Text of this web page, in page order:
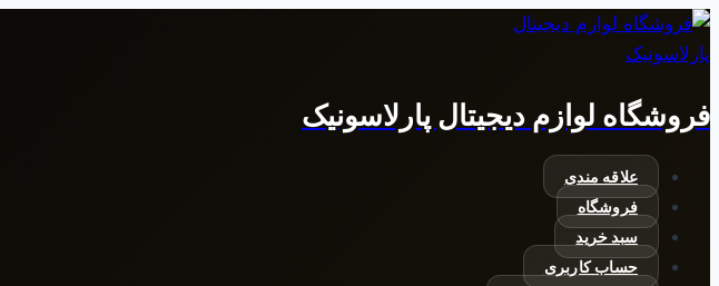
بازگشت
به
فروشگاه لوازم دیجیتال پارلاسونیک
علاقه مندی
فروشگاه
سبد خرید
حساب کاربری